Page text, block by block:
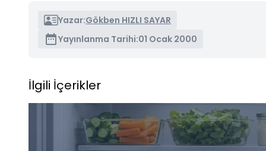
Yazar:Gökben HIZLI SAYAR
Yayınlanma Tarihi:01 Ocak 2000
İlgili İçerikler